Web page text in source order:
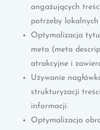
angażujących
potrzeby
Optymalizacja
meta (meta
atrakcyjne i
Używanie
strukturyzacji
informacji.
Optymalizacja